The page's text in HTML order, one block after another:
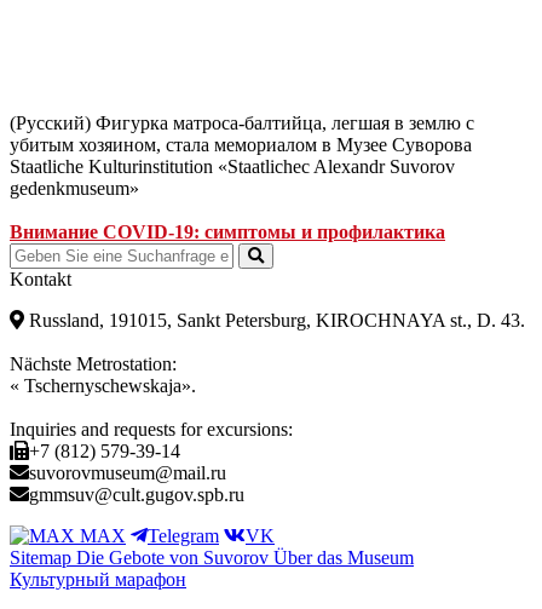
(Русский) Фигурка матроса-балтийца, легшая в землю с
убитым хозяином, стала мемориалом в Музее Суворова
Staatliche Kulturinstitution «Staatlichec Alexandr Suvorov
gedenkmuseum»
Внимание COVID-19: симптомы и профилактика
Kontakt
Russland, 191015, Sankt Petersburg, KIROCHNAYA st., D. 43.
Nächste Metrostation:
« Tschernyschewskaja».
Inquiries and requests for excursions:
+7 (812) 579-39-14
suvorovmuseum@mail.ru
gmmsuv@cult.gugov.spb.ru
MAX
Telegram
VK
Sitemap Die Gebote von Suvorov Über das Museum
Культурный марафон